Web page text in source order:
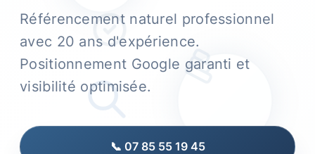
Référencement naturel professionnel
avec 20 ans d'expérience.
Positionnement Google garanti et
visibilité optimisée.
📞 07 85 55 19 45